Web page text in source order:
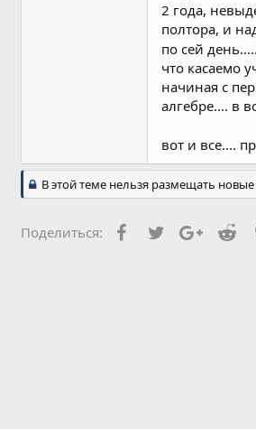
2 года,
полтора, и
по сей
что касаемо
начиная с
алгебре.... в
вот и все....
В этой теме нельзя размещать новые
Поделиться: Facebook
TwitterGoogle+